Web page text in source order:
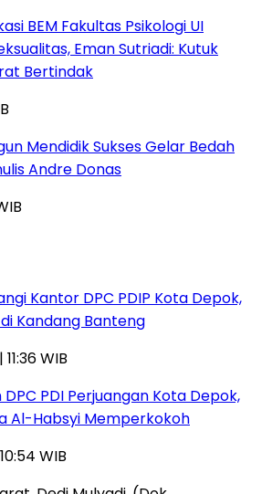
BEM Fakultas Psikologi UI
Eman Sutriadi: Kutuk
Bertindak
Mendidik Sukses Gelar Bedah
Andre Donas
Kantor DPC PDIP Kota Depok,
Kandang Banteng
WIB
PDI Perjuangan Kota Depok,
Al-Habsyi Memperkokoh
WIB